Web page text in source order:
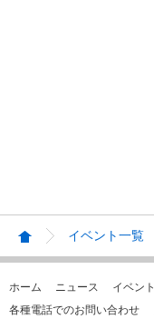
イベント一覧
ホーム ニュース イベント
各種電話でのお問い合わせ